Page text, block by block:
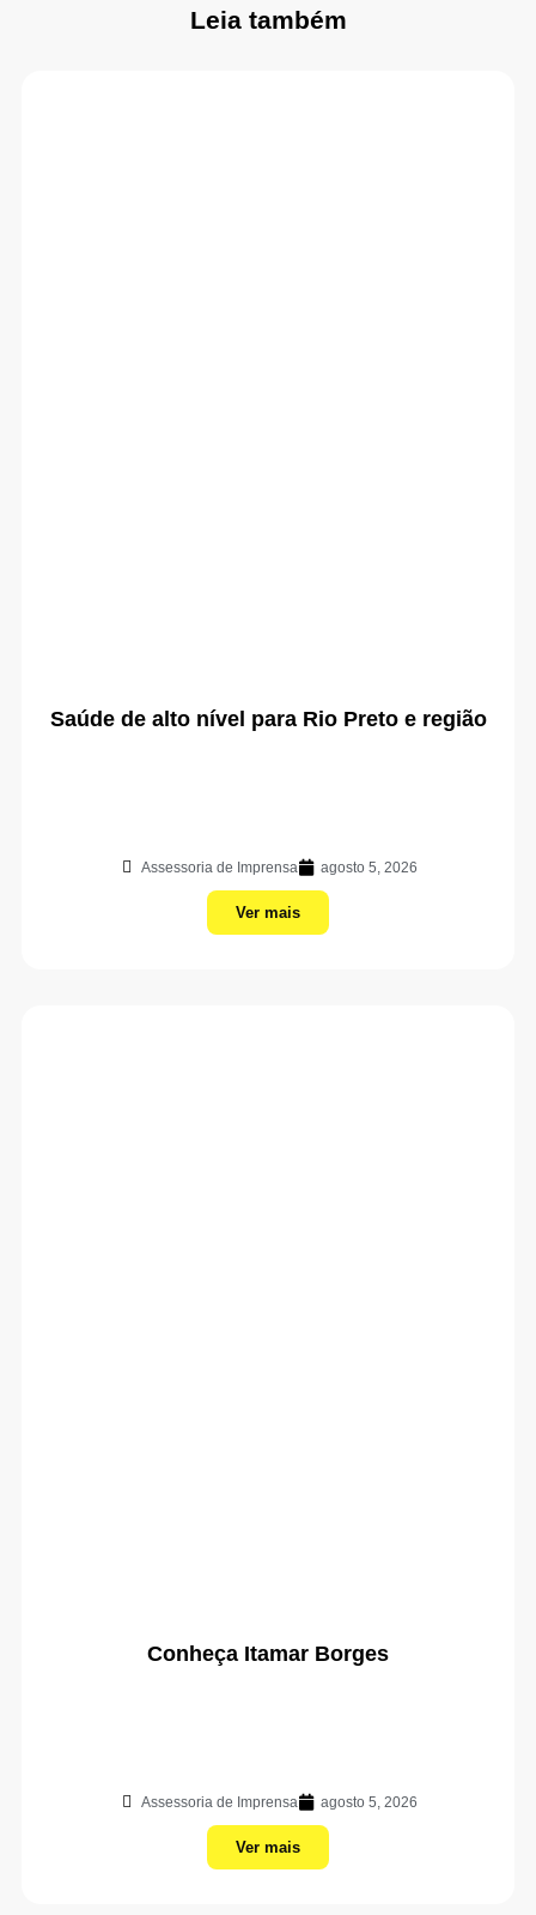
Leia também
Saúde de alto nível para Rio Preto e região
Assessoria de Imprensa agosto 5, 2026
Ver mais
Conheça Itamar Borges
Assessoria de Imprensa agosto 5, 2026
Ver mais